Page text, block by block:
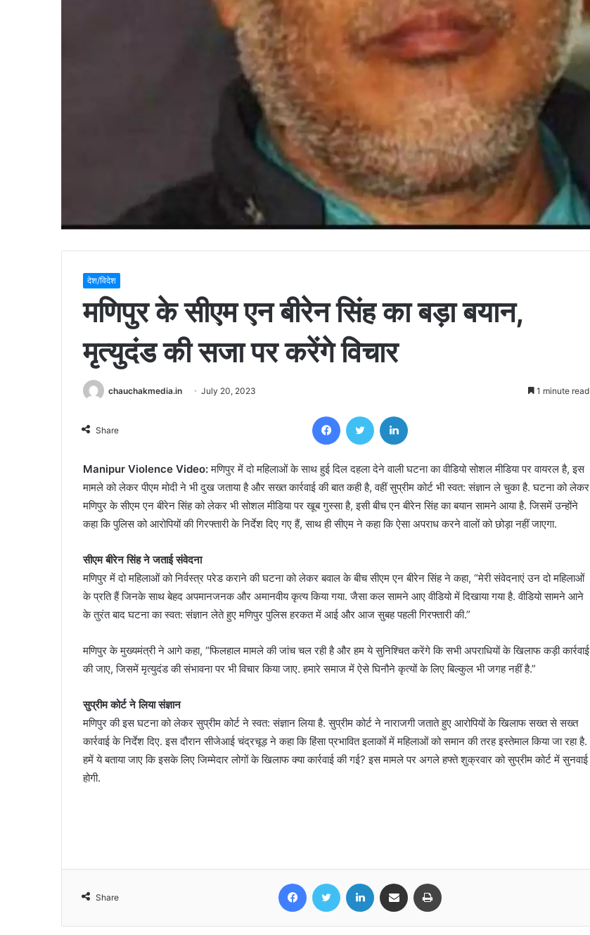
देश/विदेश
मणिपुर के सीएम एन बीरेन सिंह का बड़ा बयान,
मृत्युदंड की सजा पर करेंगे विचार
chauchakmedia.in July 20, 2023 1 minute read
Share
FacebookTwitter
Manipur Violence Video:मणिपुर में दो महिलाओं के साथ हुई दिल दहला देने वाली घटना का वीडियो सोशल मीडिया पर वायरल है, इस
मामले को लेकर पीएम मोदी ने भी दुख जताया है और सख्त कार्रवाई की बात कही है, वहीं सुप्रीम कोर्ट भी स्वत: संज्ञान ले चुका है. घटना को लेकर
मणिपुर के सीएम एन बीरेन सिंह को लेकर भी सोशल मीडिया पर खूब गुस्सा है, इसी बीच एन बीरेन सिंह का बयान सामने आया है. जिसमें उन्होंने
कहा कि पुलिस को आरोपियों की गिरफ्तारी के निर्देश दिए गए हैं, साथ ही सीएम ने कहा कि ऐसा अपराध करने वालों को छोड़ा नहीं जाएगा.
सीएम बीरेन सिंह ने जताई संवेदना
मणिपुर में दो महिलाओं को निर्वस्त्र परेड कराने की घटना को लेकर बवाल के बीच सीएम एन बीरेन सिंह ने कहा, “मेरी संवेदनाएं उन दो महिलाओं
के प्रति हैं जिनके साथ बेहद अपमानजनक और अमानवीय कृत्य किया गया. जैसा कल सामने आए वीडियो में दिखाया गया है. वीडियो सामने आने
के तुरंत बाद घटना का स्वत: संज्ञान लेते हुए मणिपुर पुलिस हरकत में आई और आज सुबह पहली गिरफ्तारी की.”
मणिपुर के मुख्यमंत्री ने आगे कहा, “फिलहाल मामले की जांच चल रही है और हम ये सुनिश्चित करेंगे कि सभी अपराधियों के खिलाफ कड़ी कार्रवाई
की जाए, जिसमें मृत्युदंड की संभावना पर भी विचार किया जाए. हमारे समाज में ऐसे घिनौने कृत्यों के लिए बिल्कुल भी जगह नहीं है.”
सुप्रीम कोर्ट ने लिया संज्ञान
मणिपुर की इस घटना को लेकर सुप्रीम कोर्ट ने स्वत: संज्ञान लिया है. सुप्रीम कोर्ट ने नाराजगी जताते हुए आरोपियों के खिलाफ सख्त से सख्त
कार्रवाई के निर्देश दिए. इस दौरान सीजेआई चंद्रचूड़ ने कहा कि हिंसा प्रभावित इलाकों में महिलाओं को समान की तरह इस्तेमाल किया जा रहा है.
हमें ये बताया जाए कि इसके लिए जिम्मेदार लोगों के खिलाफ क्या कार्रवाई की गई? इस मामले पर अगले हफ्ते शुक्रवार को सुप्रीम कोर्ट में सुनवाई
होगी.
Share
FacebookTwitter LinkedIn Share via Email
Bihar Election Results: अलीनगर विधानसभा
से जीतीं मैथिली ठाकुर, कहा- ये मेरी जीत नहीं,
जनता की जीत है
मुख्यमंत्री विष्णुदेव साय ने गुजरात दौरे के दौरान
NAMTECH कॉलेज का किया भ्रमण